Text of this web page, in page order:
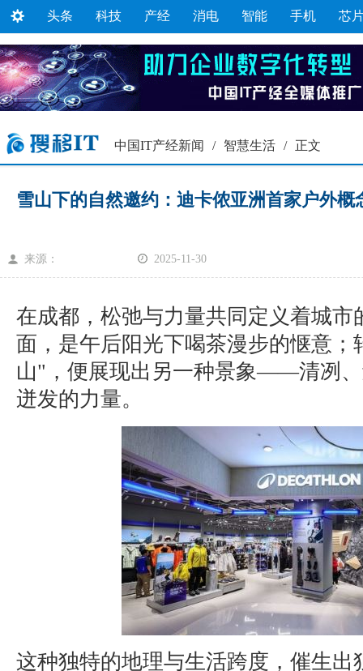
头条 科技 产经 消电 智能 手机 芯
中国IT产经新闻 / 智慧生活 / 正文
雪山下的自然邀约：迪卡侬亚洲首家户外概
来源： 2025-11-30
在成都，松弛与力量共同定义着城市
面，是午后阳光下喝茶漫步的惬意；
山"，便展现出另一种景象——清冽
迸发的力量。
这种独特的地理与生活跨度，催生出